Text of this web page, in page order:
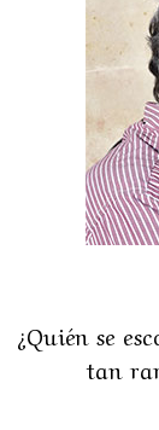
¿Quién se
tan